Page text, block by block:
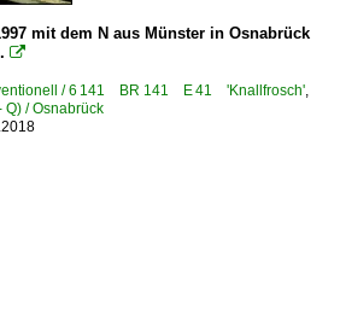
mit dem N aus Münster in Osnabrück

/ 6 141 BR 141 E 41 'Knallfrosch',
Q) / Osnabrück